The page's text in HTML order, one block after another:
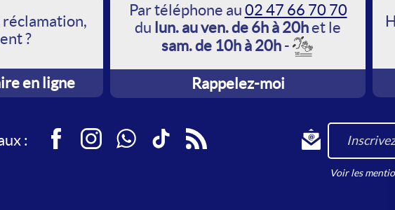
réclamation,
?
en ligne
Par téléphone au 02 47 66 70 70
du lun. au ven. de 6h à 20het le
sam. de 10h à 20h-
Rappelez-moi
: FacebookInstagramWhatsApp
TikTokRSS
Inscrivez-vous à
Voir les